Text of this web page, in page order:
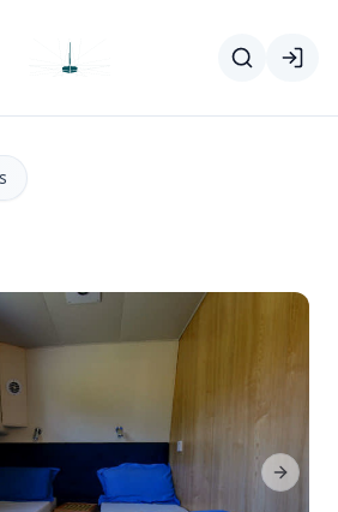
navegación
Next